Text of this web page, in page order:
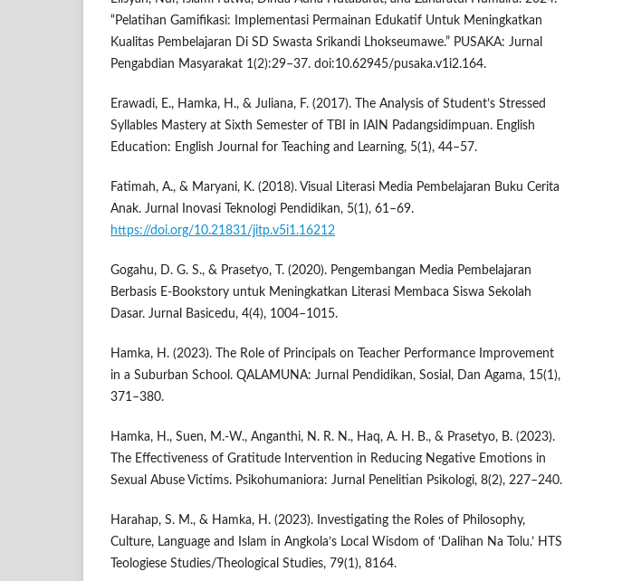
“Pelatihan Gamifikasi: Implementasi Permainan Edukatif Untuk Meningkatkan
Kualitas Pembelajaran Di SD Swasta Srikandi Lhokseumawe.” PUSAKA: Jurnal
Pengabdian Masyarakat 1(2):29–37. doi:10.62945/pusaka.v1i2.164.
Erawadi, E., Hamka, H., & Juliana, F. (2017). The Analysis of Student’s Stressed
Syllables Mastery at Sixth Semester of TBI in IAIN Padangsidimpuan. English
Education: English Journal for Teaching and Learning, 5(1), 44–57.
Fatimah, A., & Maryani, K. (2018). Visual Literasi Media Pembelajaran Buku Cerita
Anak. Jurnal Inovasi Teknologi Pendidikan, 5(1), 61–69.
https://doi.org/10.21831/jitp.v5i1.16212
Gogahu, D. G. S., & Prasetyo, T. (2020). Pengembangan Media Pembelajaran
Berbasis E-Bookstory untuk Meningkatkan Literasi Membaca Siswa Sekolah
Dasar. Jurnal Basicedu, 4(4), 1004–1015.
Hamka, H. (2023). The Role of Principals on Teacher Performance Improvement
in a Suburban School. QALAMUNA: Jurnal Pendidikan, Sosial, Dan Agama, 15(1),
371–380.
Hamka, H., Suen, M.-W., Anganthi, N. R. N., Haq, A. H. B., & Prasetyo, B. (2023).
The Effectiveness of Gratitude Intervention in Reducing Negative Emotions in
Sexual Abuse Victims. Psikohumaniora: Jurnal Penelitian Psikologi, 8(2), 227–240.
Harahap, S. M., & Hamka, H. (2023). Investigating the Roles of Philosophy,
Culture, Language and Islam in Angkola’s Local Wisdom of ‘Dalihan Na Tolu.’ HTS
Teologiese Studies/Theological Studies, 79(1), 8164.